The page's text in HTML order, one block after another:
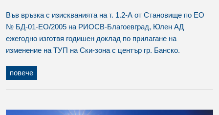
Във връзка с изискванията на т. 1.2-А от Становище по ЕО
№ БД-01-ЕО/2005 на РИОСВ-Благоевград, Юлен АД
ежегодно изготвя годишен доклад по прилагане на
изменение на ТУП на Ски-зона с център гр. Банско.
повече